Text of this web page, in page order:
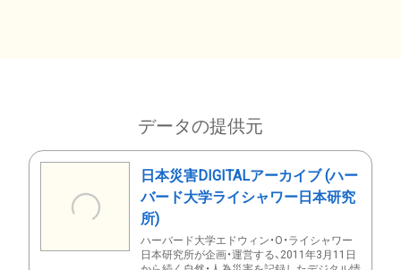
データの提供元
日本災害DIGITALアーカイブ (ハー
バード大学ライシャワー日本研究
所)
ハーバード大学エドウィン・O・ライシャワー
日本研究所が企画・運営する、2011年3月11日